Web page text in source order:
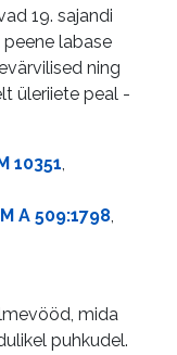
19. sajandi
labase
ning
üleriiete peal -
10351,
A 509:1798,
mida
puhkudel.